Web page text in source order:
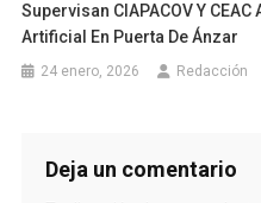
Supervisan CIAPACOV Y
Artificial En Puerta De Ánzar
24 enero, 2026 Redacción
Deja un comentario